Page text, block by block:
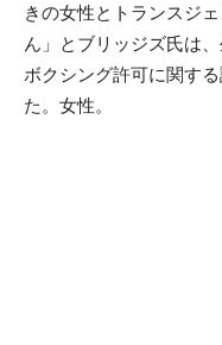
きの女性とトランスジ
ん」とブリッジズ氏は
ボクシング許可に関す
た。女性。